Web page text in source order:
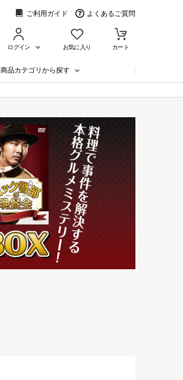
ご利用ガイド よくあるご質問
ログイン お気に入り カート
商品カテゴリから探す